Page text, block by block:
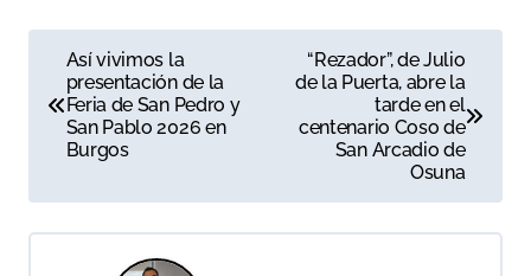
a
e
g
Así vivimos la
presentación de la
Feria de San Pedro y
San Pablo 2026 en
Burgos
“Rezador”, de Julio
de la Puerta, abre la
tarde en el
centenario Coso de
San Arcadio de
Osuna